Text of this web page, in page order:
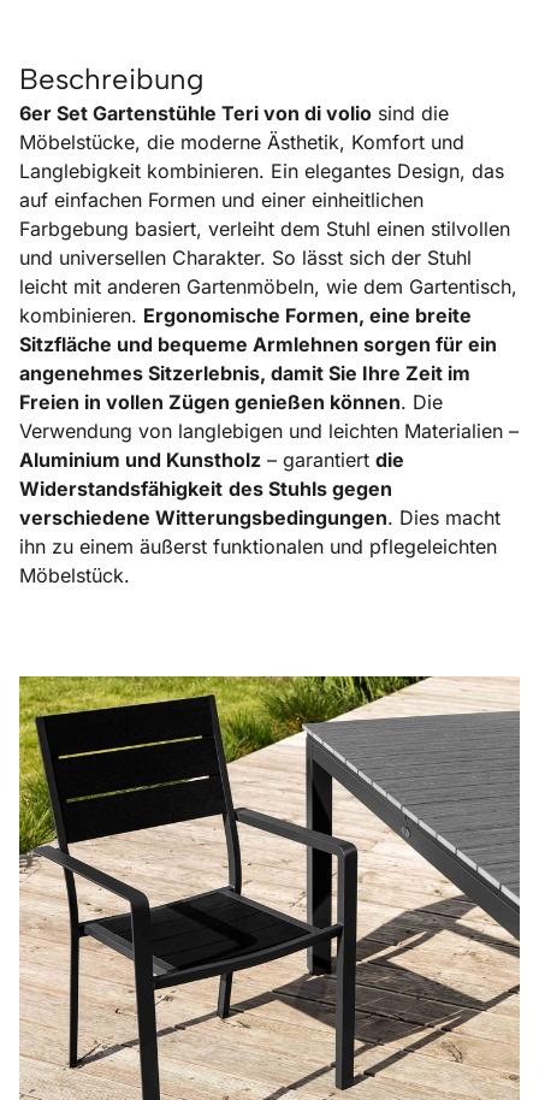
Beschreibung
6er Set Gartenstühle Teri von di volio sind die
Möbelstücke, die moderne Ästhetik, Komfort und
Langlebigkeit kombinieren. Ein elegantes Design, das
auf einfachen Formen und einer einheitlichen
Farbgebung basiert, verleiht dem Stuhl einen stilvollen
und universellen Charakter. So lässt sich der Stuhl
leicht mit anderen Gartenmöbeln, wie dem Gartentisch,
kombinieren. Ergonomische Formen, eine breite
Sitzfläche und bequeme Armlehnen sorgen für ein
angenehmes Sitzerlebnis, damit Sie Ihre Zeit im
Freien in vollen Zügen genießen können. Die
Verwendung von langlebigen und leichten Materialien –
Aluminium und Kunstholz – garantiert die
Widerstandsfähigkeit des Stuhls gegen
verschiedene Witterungsbedingungen. Dies macht
ihn zu einem äußerst funktionalen und pflegeleichten
Möbelstück.